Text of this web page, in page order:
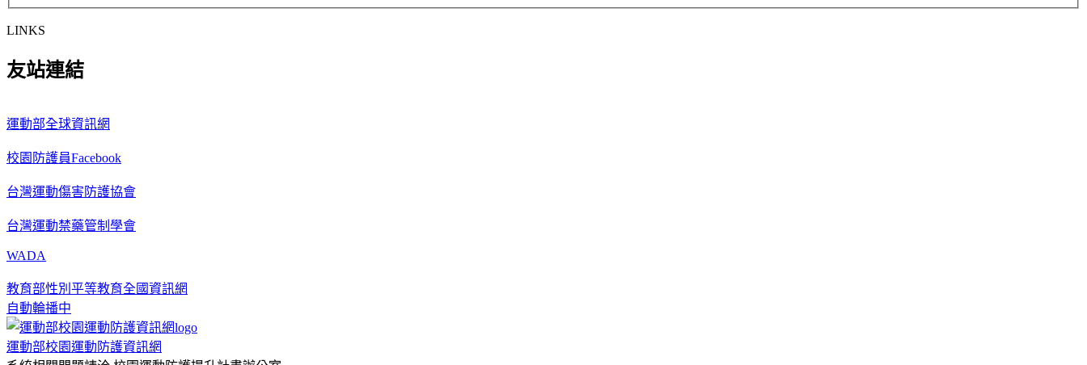
LINKS
友站連結
運動部全球資訊網
校園防護員Facebook
台灣運動傷害防護協會
台灣運動禁藥管制學會
WADA
教育部性別平等教育全國資訊網
自動輪播中
運動部校園運動防護資訊網